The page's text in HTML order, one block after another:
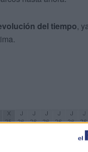
del tiempo,